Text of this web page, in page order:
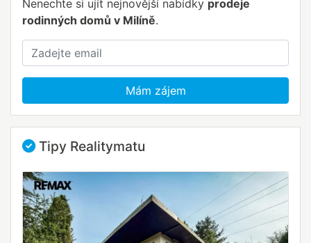
Nenechte si ujít nejnovější nabídky prodeje
rodinných domů v Milíně.
Mám zájem
Tipy Realitymatu